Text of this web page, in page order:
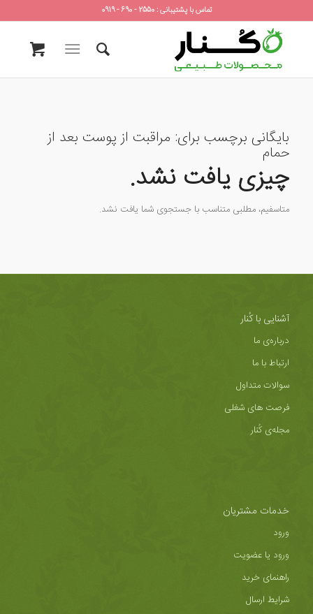
تماس با پشتیبانی : 2550 - 690 - 0919
بایگانی برچسب برای: مراقبت از پوست بعد از
حمام
چیزی یافت نشد.
متاسفیم، مطلبی متناسب با جستجوی شما یافت نشد.
آشنایی با کُنار
درباره‌ی ما
ارتباط با ما
سوالات متداول
فرصت های شغلی
مجله‌ی کُنار
خدمات مشتریان
ورود
ورود یا عضویت
راهنمای خرید
شرایط ارسال